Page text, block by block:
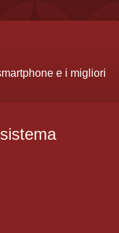
e i migliori